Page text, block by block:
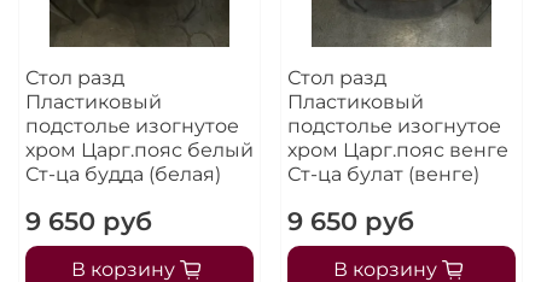
Стол разд
Пластиковый
подстолье изогнутое
хром Царг.пояс белый
Ст-ца будда (белая)
9 650 руб
В корзину
Стол разд
Пластиковый
подстолье изогнутое
хром Царг.пояс венге
Ст-ца булат (венге)
9 650 руб
В корзину